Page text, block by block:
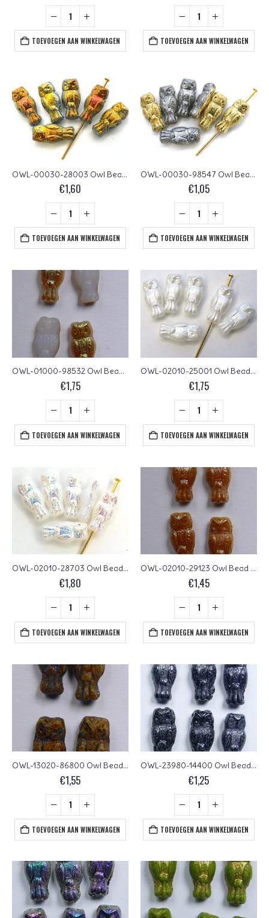
TOEVOEGEN AAN WINKELWAGEN TOEVOEGEN AAN WINKELWAGEN
OWL-00030-28003 Owl Bead Crystal Full Marea 12 Pc.
€1,60
TOEVOEGEN AAN WINKELWAGEN
OWL-00030-98547 Owl Bead California Graphite 12 Pc.
€1,05
TOEVOEGEN AAN WINKELWAGEN
OWL-01000-98532 Owl Bead White Opal Brown Rainbow 12 Pc.
€1,75
TOEVOEGEN AAN WINKELWAGEN
OWL-02010-25001 Owl Bead Pastel Pearl White 12 Pc.
€1,75
TOEVOEGEN AAN WINKELWAGEN
OWL-02010-28703 Owl Bead White Alabaster Full AB 12 Pc.
€1,80
TOEVOEGEN AAN WINKELWAGEN
OWL-02010-29123 Owl Bead Alabaster Full Apricot 12 Pc.
€1,45
TOEVOEGEN AAN WINKELWAGEN
OWL-13020-86800 Owl Bead Isabella (Opaque Beige) Travertin 12 Pc.
€1,55
TOEVOEGEN AAN WINKELWAGEN
OWL-23980-14400 Owl Bead Jet Hematite 12 Pc.
€1,25
TOEVOEGEN AAN WINKELWAGEN